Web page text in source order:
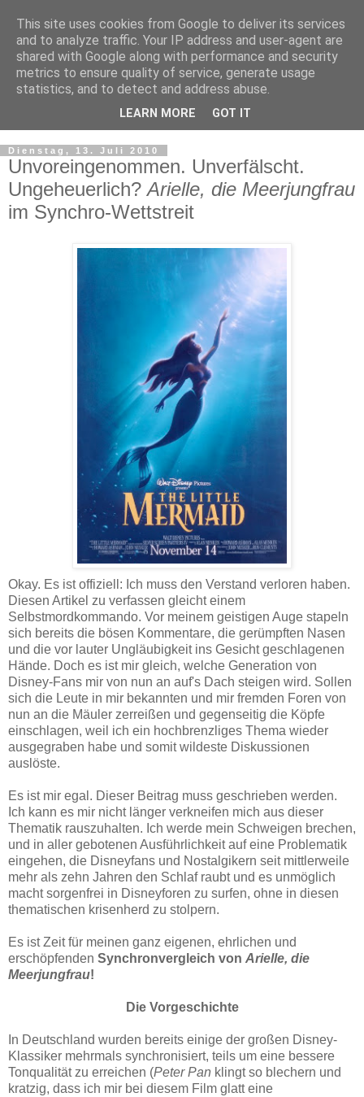
Dienstag, 13. Juli 2010
Unvoreingenommen. Unverfälscht.
Ungeheuerlich?Arielle, die Meerjungfrau
im Synchro-Wettstreit
Okay. Es ist offiziell: Ich muss den Verstand verloren haben.
Diesen Artikel zu verfassen gleicht einem
Selbstmordkommando. Vor meinem geistigen Auge stapeln
sich bereits die bösen Kommentare, die gerümpften Nasen
und die vor lauter Ungläubigkeit ins Gesicht geschlagenen
Hände. Doch es ist mir gleich, welche Generation von
Disney-Fans mir von nun an auf's Dach steigen wird. Sollen
sich die Leute in mir bekannten und mir fremden Foren von
nun an die Mäuler zerreißen und gegenseitig die Köpfe
einschlagen, weil ich ein hochbrenzliges Thema wieder
ausgegraben habe und somit wildeste Diskussionen
auslöste.
Es ist mir egal. Dieser Beitrag muss geschrieben werden.
Ich kann es mir nicht länger verkneifen mich aus dieser
Thematik rauszuhalten. Ich werde mein Schweigen brechen,
und in aller gebotenen Ausführlichkeit auf eine Problematik
eingehen, die Disneyfans und Nostalgikern seit mittlerweile
mehr als zehn Jahren den Schlaf raubt und es unmöglich
macht sorgenfrei in Disneyforen zu surfen, ohne in diesen
thematischen krisenherd zu stolpern.
Es ist Zeit für meinen ganz eigenen, ehrlichen und
erschöpfenden Synchronvergleich von Arielle, die
Meerjungfrau!
Die Vorgeschichte
In Deutschland wurden bereits einige der großen Disney-
Klassiker mehrmals synchronisiert, teils um eine bessere
Tonqualität zu erreichen (Peter Pan klingt so blechern und
kratzig, dass ich mir bei diesem Film glatt eine
This site uses cookies from Google to deliver its services
and to analyze traffic. Your IP address and user-agent are
shared with Google along with performance and security
metrics to ensure quality of service, generate usage
statistics, and to detect and address abuse.
LEARN MORE GOT IT